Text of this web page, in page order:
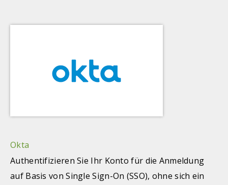
Okta
Authentifizieren Sie Ihr Konto für die Anmeldung
auf Basis von Single Sign-On (SSO), ohne sich ein